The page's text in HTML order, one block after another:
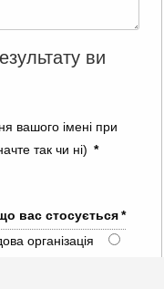
ви
вашого імені при
так чи ні) *
вас стосується *
організація